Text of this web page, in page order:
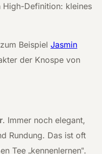
Definition: kleines
Beispiel Jasmin
der Knospe von
. Immer noch elegant,
Rundung. Das ist oft
Tee „kennenlernen“.